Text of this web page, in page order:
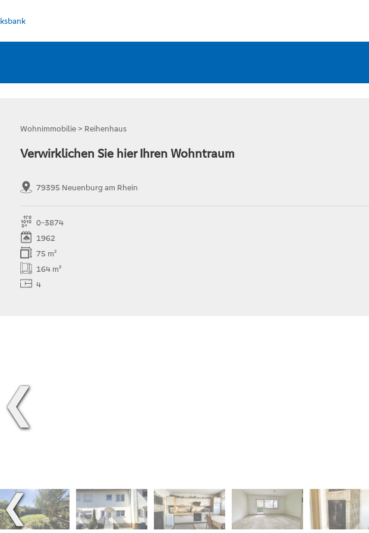
Wohnimmobilie > Reihenhaus
Verwirklichen Sie hier Ihren Wohntraum
79395 Neuenburg am Rhein
0-3874
1962
75 m²
164 m²
4
❮
❮